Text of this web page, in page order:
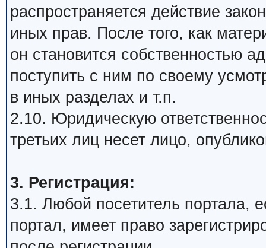
распространяется действие
иных прав. После того, как
он становится собственностью
поступить с ним по своему
в иных разделах и т.п.
2.10. Юридическую
третьих лиц несет лицо,
3. Регистрация:
3.1. Любой посетитель портала,
портал, имеет право